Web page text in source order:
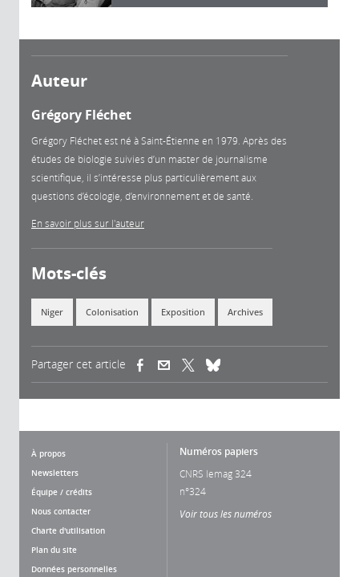
Auteur
Grégory Fléchet
Grégory Fléchet est né à Saint-Étienne en 1979. Après des
études de biologie suivies d’un master de journalisme
scientifique, il s’intéresse plus particulièrement aux
questions d’écologie, d’environnement et de santé.
En savoir plus sur l'auteur
Mots-clés
Niger Colonisation Exposition Archives
Partager cet article (link is external)(link is external)
À propos
Newsletters
Équipe / crédits
Nous contacter
Charte d'utilisation
Plan du site
Données personnelles
Numéros papiers
CNRS lemag 324
n°324
Voir tous les numéros